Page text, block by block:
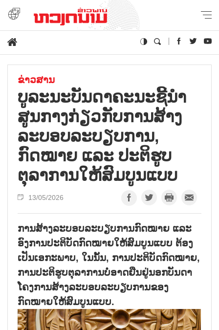
ຂ່າວສານ
ບູລະນະບັນດາຄະນະຊີ້ນຳ
ສູນກາງກ່ຽວກັບການສ້າງ
ລະບອບລະບຽບການ,
ກົດໝາຍ ແລະ ປະຕິຮູບ
ຕຸລາການໃຫ້ສົມບູນແບບ
13/05/2026
ການສ້າງລະບອບລະບຽບການກົດໝາຍ ແລະ
ອົງການປະຕິບັດກົດໝາຍໃຫ້ສົມບູນແບບ ຕ້ອງ
ເປັນເອກະພາບ, ໃນນັ້ນ, ການປະຕິບັດກົດໝາຍ,
ການປະຕິຮູບຕຸລາການບໍ່ອາດຢືນຢູ່ນອກບັນດາ
ໂຄງການສ້າງລະບອບລະບຽບການຂອງ
ກົດໝາຍໃຫ້ສົມບູນແບບ.